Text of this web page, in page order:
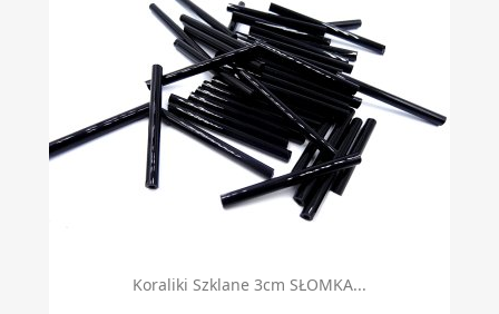
Koraliki Szklane 3cm SŁOMKA...